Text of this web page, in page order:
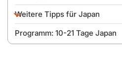
Nigatsu-do Tempel
Kōfuku-ji Tempel und Pagoda
Isuien Garten
Yoshikien Garten
Weitere Tipps für Japan
Beste Reisezeit
Programm: 10-21 Tage Japan